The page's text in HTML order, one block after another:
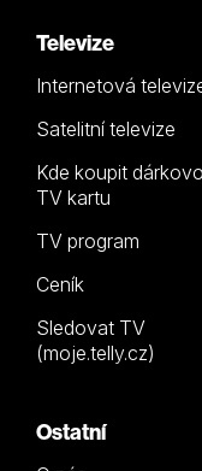
Televize
Internetová
Satelitní televize
Kde koupit
TV kartu
TV program
Ceník
Sledovat TV
(moje.telly.cz)
Ostatní